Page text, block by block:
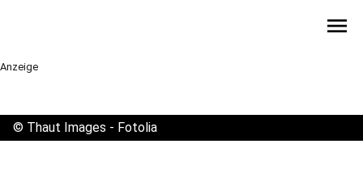
menu
Anzeige
© Thaut Images - Fotolia